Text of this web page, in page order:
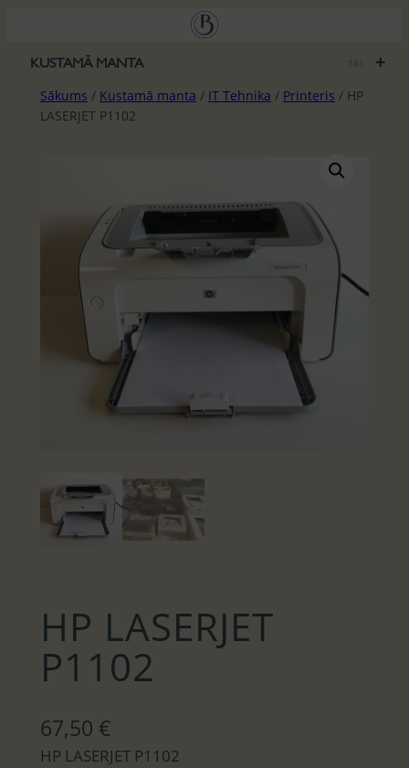
saturu
+
KUSTAMĀ MANTA
Sākums / Kustamā manta / IT Tehnika / Printeris / HP
LASERJET P1102
HP LASERJET
P1102
67,50 €
HP LASERJET P1102